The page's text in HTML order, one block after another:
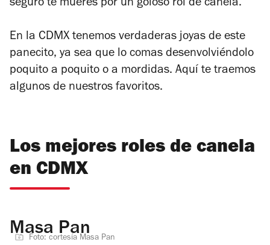
seguro te mueres por un goloso rol de canela.
En la CDMX tenemos verdaderas joyas de este
panecito, ya sea que lo comas desenvolviéndolo
poquito a poquito o a mordidas. Aquí te traemos
algunos de nuestros favoritos.
Los mejores roles de canela
en CDMX
Masa Pan
Foto: cortesía Masa Pan